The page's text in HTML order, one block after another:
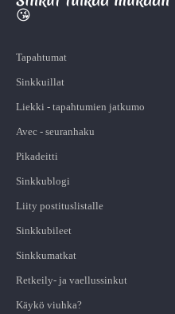
😘
Tapahtumat
Sinkkuillat
Liekki - tapahtumien jatkumo
Avec - seuranhaku
Pikadeitti
Sinkkublogi
Liity postituslistalle
Sinkkubileet
Sinkkumatkat
Retkeily- ja vaellussinkut
Käykö viuhka?